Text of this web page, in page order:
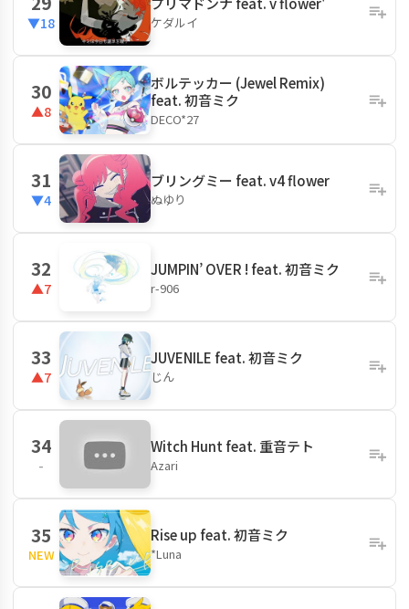
▼18 ケダルイ
30
▲8
ボルテッカー (Jewel Remix)
feat. 初音ミク
DECO*27
31
▼4
ブリングミー feat. v4 flower
ぬゆり
32
▲7
JUMPIN’ OVER ! feat. 初音ミク
r-906
33
▲7
JUVENILE feat. 初音ミク
じん
34
-
Witch Hunt feat. 重音テト
Azari
35
NEW
Rise up feat. 初音ミク
*Luna